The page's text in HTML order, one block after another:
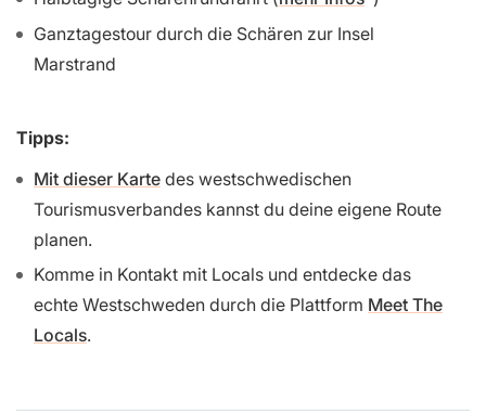
Ganztagestour durch die Schären zur Insel
Marstrand
Tipps:
Mit dieser Karte des westschwedischen
Tourismusverbandes kannst du deine eigene Route
planen.
Komme in Kontakt mit Locals und entdecke das
echte Westschweden durch die Plattform Meet The
Locals.